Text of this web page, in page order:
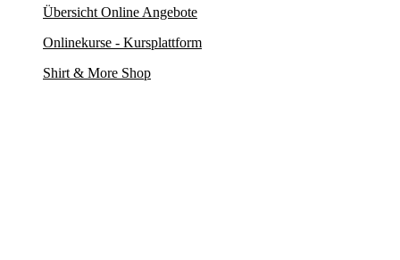
Übersicht Online Angebote
Onlinekurse - Kursplattform
Shirt & More Shop